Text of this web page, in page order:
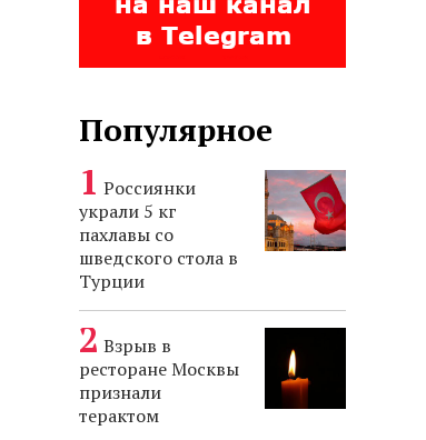
Популярное
Россиянки
украли 5 кг
пахлавы со
шведского стола в
Турции
Взрыв в
ресторане Москвы
признали
терактом